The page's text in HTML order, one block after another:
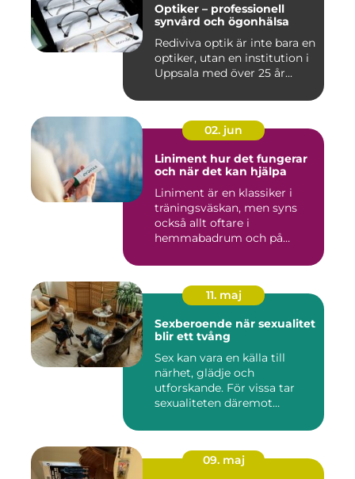
Optiker – professionell
synvård och ögonhälsa
Rediviva optik är inte bara en
optiker, utan en institution i
Uppsala med över 25 år...
02. jun
Liniment hur det fungerar
och när det kan hjälpa
Liniment är en klassiker i
träningsväskan, men syns
också allt oftare i
hemmabadrum och på
11. maj
Sexberoende när sexualitet
blir ett tvång
Sex kan vara en källa till
närhet, glädje och
utforskande. För vissa tar
sexualiteten däremot
09. maj